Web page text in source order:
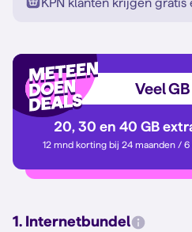
KPN klanten krijgen gratis
Veel
20, 30 en 40 GB
12 mnd korting bij 24 maanden /
1. Internetbundel